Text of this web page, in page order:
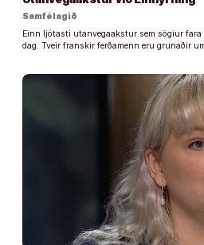
Samfélagið
Einn ljótasti utanvegaakstur sem sögiur
dag. Tveir franskir ferðamenn eru grunaðir